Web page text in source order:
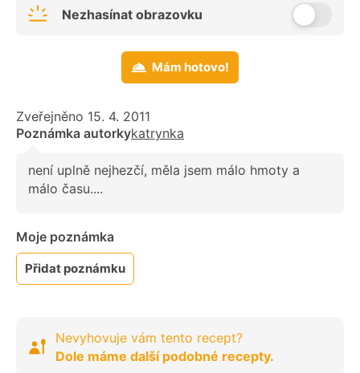
Nezhasínat obrazovku
Mám hotovo!
Zveřejněno 15. 4. 2011
Poznámka autorkykatrynka
není uplně nejhezčí, měla jsem málo hmoty a
málo času....
Moje poznámka
Přidat poznámku
Nevyhovuje vám tento recept?
Dole máme další podobné recepty.